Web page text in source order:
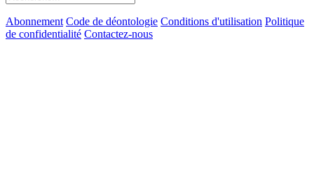
Abonnement Code de déontologie Conditions d'utilisation Politique
de confidentialité Contactez-nous